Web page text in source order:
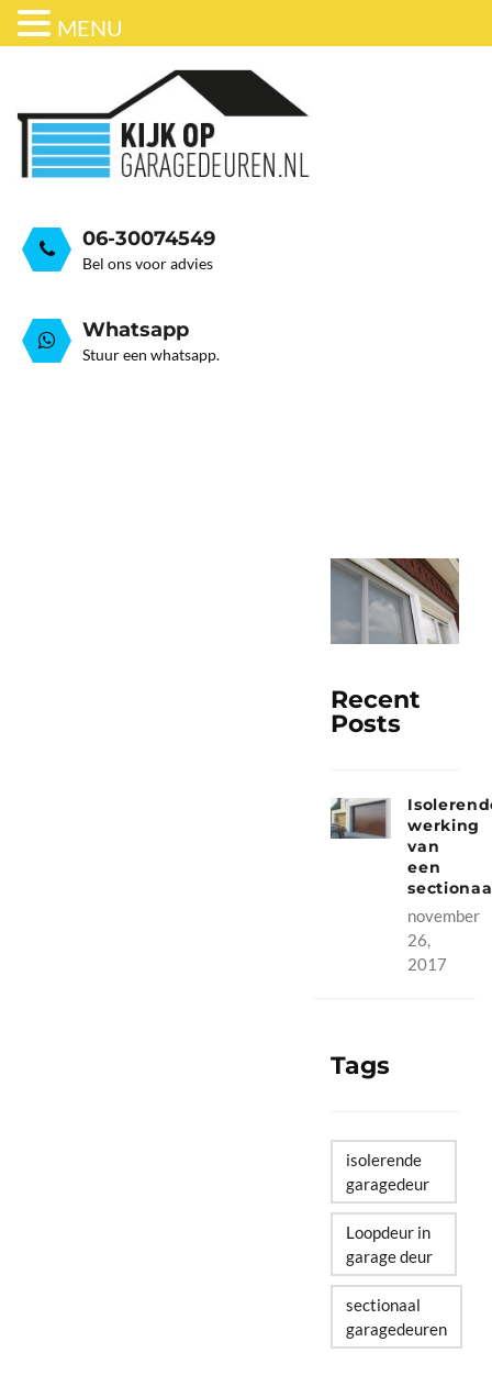
GRATIS ADVIESGESPREK
OVER ONS
GARAGEDEUREN
STALEN GARAGE KANTELDEUREN
06-30074549
Bel ons voor advies
Whatsapp
Stuur een whatsapp.
Recent
Posts
werking
van
een
november
26,
2017
Tags
isolerende
garagedeur
Loopdeur in
garage deur
sectionaal
garagedeuren
MENU